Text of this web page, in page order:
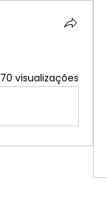
70 visualizações